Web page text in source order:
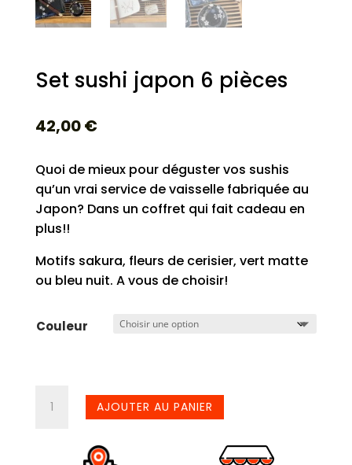
Set sushi japon 6 pièces
42,00€
Quoi de mieux pour déguster vos sushis
qu’un vrai service de vaisselle fabriquée au
Japon? Dans un coffret qui fait cadeau en
plus!!
Motifs sakura, fleurs de cerisier, vert matte
ou bleu nuit. A vous de choisir!
Couleur
quantité
AJOUTER AU PANIER